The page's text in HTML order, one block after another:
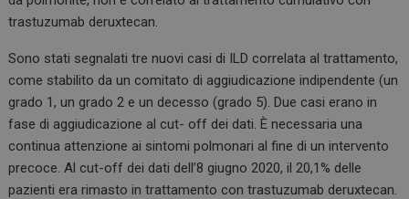
trastuzumab deruxtecan.
Sono stati segnalati tre nuovi casi di ILD correlata al trattamento,
come stabilito da un comitato di aggiudicazione indipendente (un
grado 1, un grado 2 e un decesso (grado 5). Due casi erano in
fase di aggiudicazione al cut- off dei dati. È necessaria una
continua attenzione ai sintomi polmonari al fine di un intervento
precoce. Al cut-off dei dati dell’8 giugno 2020, il 20,1% delle
pazienti era rimasto in trattamento con trastuzumab deruxtecan.